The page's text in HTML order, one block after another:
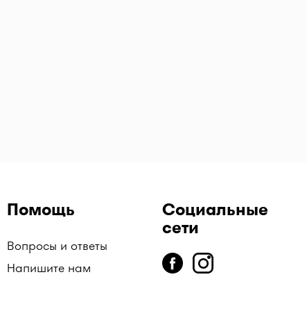
Помощь
Вопросы и ответы
Напишите нам
Социальные
сети